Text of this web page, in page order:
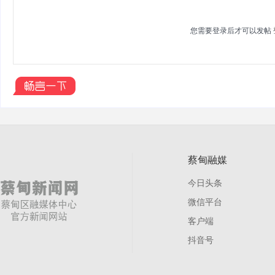
您需要登录后才可以发帖
蔡甸融媒
今日头条
微信平台
客户端
抖音号